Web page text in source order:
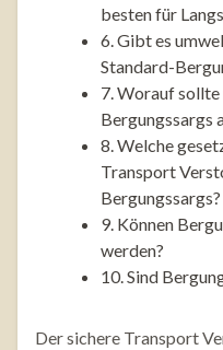
besten für
6. Gibt es
Standard-
7. Worauf sollte
Bergungssargs
8. Welche
Transport
Bergungssargs?
9. Können
werden?
10. Sind
Der sichere Transport